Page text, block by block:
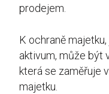
prodejem.
K ochraně
aktivum, může být
která se zaměřuje
majetku.